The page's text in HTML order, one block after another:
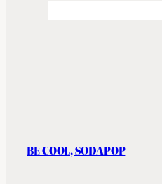
BE COOL, SODAPOP